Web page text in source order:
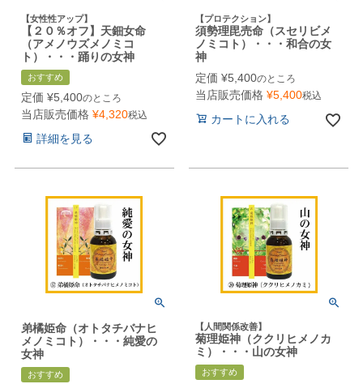
【女性性アップ】
【２０％オフ】天鈿女命
（アメノウズメノミコ
ト）・・・踊りの女神
おすすめ
定価 ¥5,400のところ
当店販売価格 ¥4,320税込
詳細を見る
【プロテクション】
須勢理毘売命（スセリビメ
ノミコト）・・・和合の女
神
定価 ¥5,400のところ
当店販売価格 ¥5,400税込
カートに入れる
弟橘姫命（オトタチバナヒ
メノミコト）・・・純愛の
女神
おすすめ
【人間関係改善】
菊理姫神（ククリヒメノカ
ミ）・・・山の女神
おすすめ